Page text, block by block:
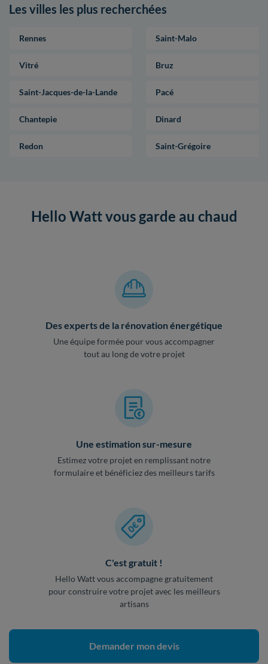
Les villes les plus recherchées
Rennes Saint-Malo
Vitré Bruz
Saint-Jacques-de-la-Lande Pacé
Chantepie Dinard
Redon Saint-Grégoire
Hello Watt vous garde au chaud
Des experts de la rénovation énergétique
Une équipe formée pour vous accompagner
tout au long de votre projet
Une estimation sur-mesure
Estimez votre projet en remplissant notre
formulaire et bénéficiez des meilleurs tarifs
C'est gratuit !
Hello Watt vous accompagne gratuitement
pour construire votre projet avec les meilleurs
artisans
Demander mon devis